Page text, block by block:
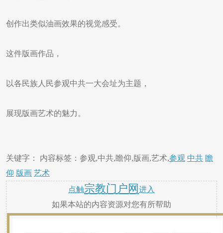
创作出类似油画效果的视觉感受。
这件版画作品，
以各民族人民参观中共一大会址为主题，
展现版画艺术的魅力。
关键字： 内容标签：参观,中共,瞻仰,版画,艺术,参观 中共 瞻
仰 版画 艺术
点触宗教门户网 进入
如果本站的内容资源对您有所帮助